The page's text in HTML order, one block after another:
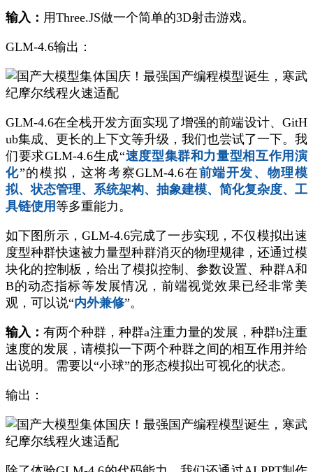
输入： 用Three.JS做一个简单的3D射击游戏。
GLM-4.6输出：
GLM-4.6在全栈开发方面实现了增强的前端设计、GitH
ub集成、更长的上下文等升级，我们也尝试了一下。我
们要求GLM-4.6生成“速度型集群和力量型相互作用演
化”的模拟，这将考察GLM-4.6在前端开发、物理模
拟、状态管理、系统架构、抽象建模、简化复杂度、工
具链使用等多重能力。
如下图所示，GLM-4.6完成了一步实现，不仅模拟出速
度型种群快速被力量型种群消灭的物理规律，还通过模
块化的控制板，给出了模拟控制、参数设置、种群A和
B的动态指标等发展情况，前端视觉效果已经非常美
观，可以说“内外兼修”。
输入：有两个种群，种群a注重力量的发展，种群b注重
速度的发展，请模拟一下两个种群之间的相互作用并给
出说明。需要以“小球”的形态模拟出可视化的状态。
输出：